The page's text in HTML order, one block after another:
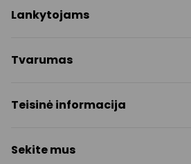
Paslaugos
Pramogos
Lankytojams
Nemokami patogumai
Kontaktai
Dovanų kortelė
Tvarumas
Tvarumo ataskaita
Teisinė informacija
Slapukų politika
Sekite mus